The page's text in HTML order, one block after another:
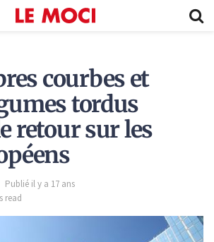
courbes et
tordus
retour sur les
Publié il y a 17 ans
read